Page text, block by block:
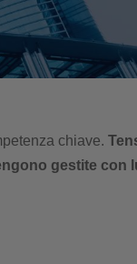
chiave.
gestite con